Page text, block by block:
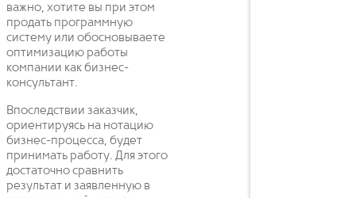
важно, хотите вы при этом
продать программную
систему или обосновываете
оптимизацию работы
компании как бизнес-
консультант.
Впоследствии заказчик,
ориентируясь на нотацию
бизнес-процесса, будет
принимать работу. Для этого
достаточно сравнить
результат и заявленную в